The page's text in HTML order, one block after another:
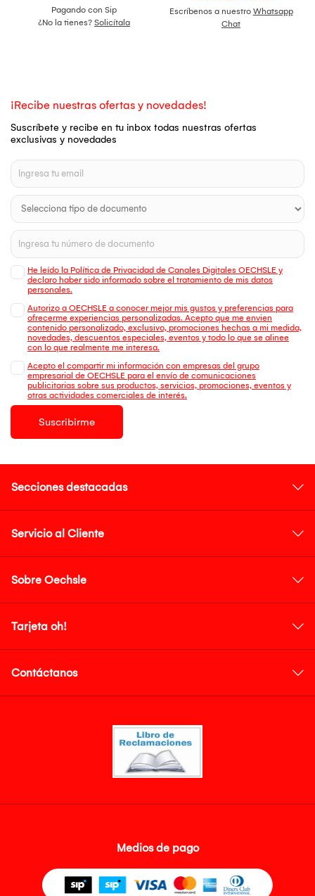
Pagando con Sip
¿No la tienes? Solicítala
Escríbenos a nuestro Whatsapp
Chat
¡Recibe nuestras ofertas y novedades!
Suscríbete y recibe en tu inbox todas nuestras ofertas
exclusivas y novedades
He leído la Política de Privacidad de Canales Digitales OECHSLE y
declaro haber sido informado sobre el tratamiento de mis datos
personales.
Autorizo a OECHSLE a conocer mejor mis gustos y preferencias para
ofrecerme experiencias personalizadas. Acepto que me envien
contenido personalizado, exclusivo, promociones hechas a mi medida,
novedades, descuentos especiales, eventos y todo lo que se alinee
con lo que realmente me interesa.
Acepto el compartir mi información con empresas del grupo
empresarial de OECHSLE para el envío de comunicaciones
publicitarias sobre sus productos, servicios, promociones, eventos y
otras actividades comerciales de interés.
Suscribirme
Secciones destacadas
Servicio al Cliente
Sobre Oechsle
Tarjeta oh!
Contáctanos
Medios de pago